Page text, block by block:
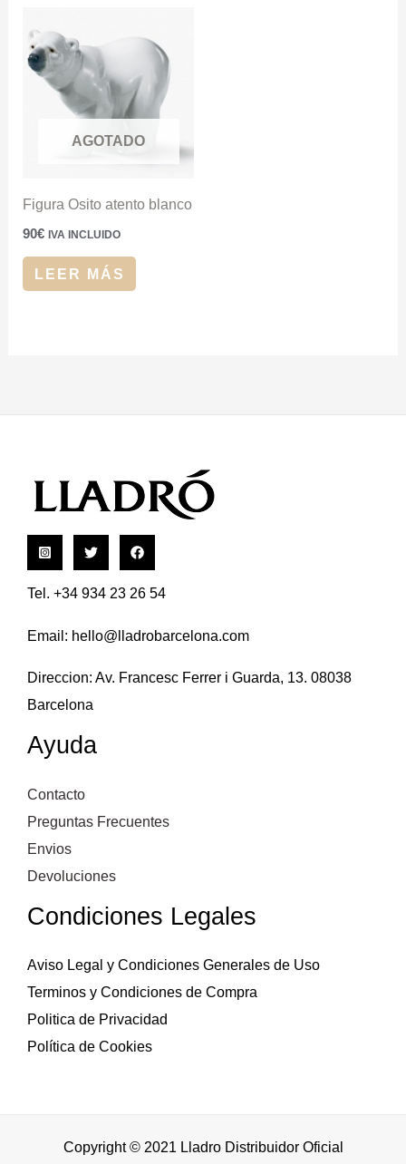
AGOTADO
Figura Osito atento blanco
90€ IVA INCLUIDO
LEER MÁS
Tel. +34 934 23 26 54
Email: hello@lladrobarcelona.com
Direccion: Av. Francesc Ferrer i Guarda, 13. 08038
Barcelona
Ayuda
Contacto
Preguntas Frecuentes
Envios
Devoluciones
Condiciones Legales
Aviso Legal y Condiciones Generales de Uso
Terminos y Condiciones de Compra
Politica de Privacidad
Política de Cookies
Copyright © 2021 Lladro Distribuidor Oficial